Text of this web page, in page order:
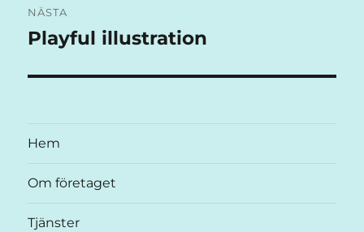
NÄSTA
Nästa
Playful illustration
Hem
Om företaget
Tjänster